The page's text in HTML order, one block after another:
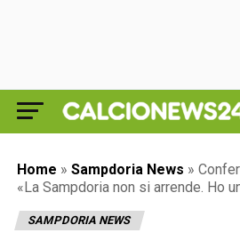
Home » Sampdoria News »
«La Sampdoria non si arrende. Ho
SAMPDORIA NEWS